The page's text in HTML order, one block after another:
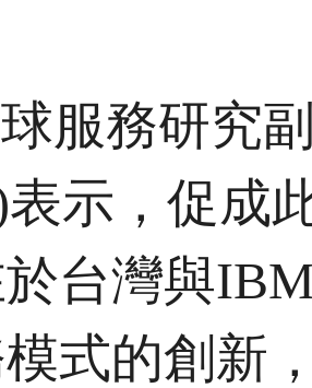
服務研究
示，促成
台灣與
式的創新